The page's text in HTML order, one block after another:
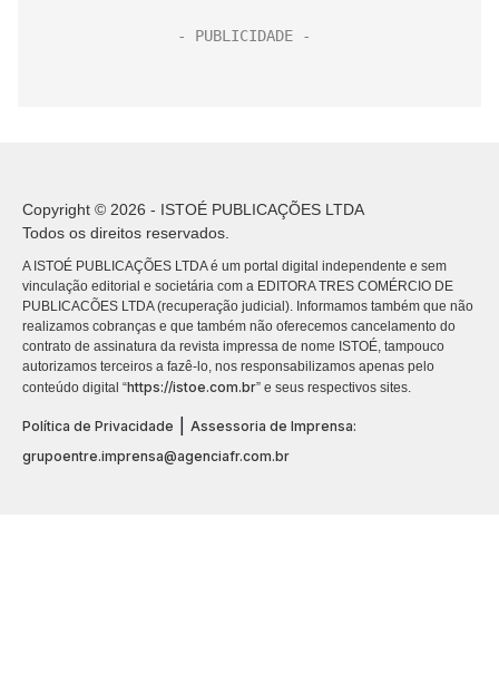
Copyright © 2026 - ISTOÉ PUBLICAÇÕES LTDA
Todos os direitos reservados.
A ISTOÉ PUBLICAÇÕES LTDA é um portal digital independente e sem
vinculação editorial e societária com a EDITORA TRES COMÉRCIO DE
PUBLICACÕES LTDA (recuperação judicial). Informamos também que não
realizamos cobranças e que também não oferecemos cancelamento do
contrato de assinatura da revista impressa de nome ISTOÉ, tampouco
autorizamos terceiros a fazê-lo, nos responsabilizamos apenas pelo
conteúdo digital “https://istoe.com.br” e seus respectivos sites.
Política de Privacidade
Assessoria de Imprensa:
grupoentre.imprensa@agenciafr.com.br